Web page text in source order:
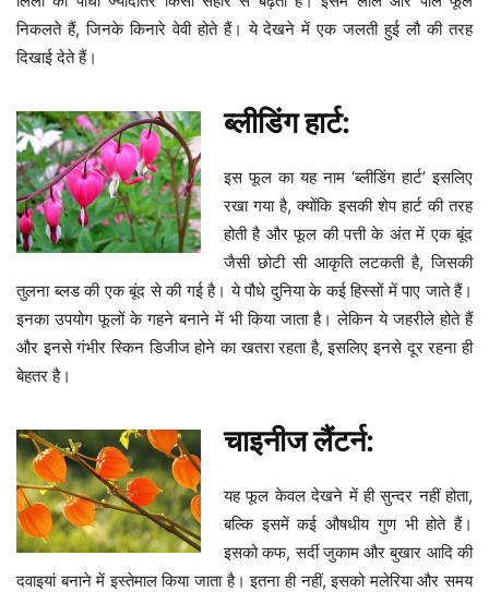
निकलते हैं, जिनके किनारे वेवी होते हैं। ये देखने में एक जलती हुई लौ की तरह
दिखाई देते हैं।
ब्लीडिंग हार्ट:
इस फूल का यह नाम ‘ब्लीडिंग हार्ट’ इसलिए
रखा गया है, क्योंकि इसकी शेप हार्ट की तरह
होती है और फूल की पत्ती के अंत में एक बूंद
जैसी छोटी सी आकृति लटकती है, जिसकी
तुलना ब्लड की एक बूंद से की गई है। ये पौधे दुनिया के कई हिस्सों में पाए जाते हैं।
इनका उपयोग फूलों के गहने बनाने में भी किया जाता है। लेकिन ये जहरीले होते हैं
और इनसे गंभीर स्किन डिजीज होने का खतरा रहता है, इसलिए इनसे दूर रहना ही
बेहतर है।
चाइनीज लैंटर्न:
यह फूल केवल देखने में ही सुन्दर नहीं होता,
बल्कि इसमें कई औषधीय गुण भी होते हैं।
इसको कफ, सर्दी जुकाम और बुखार आदि की
दवाइयां बनाने में इस्तेमाल किया जाता है। इतना ही नहीं, इसको मलेरिया और समय